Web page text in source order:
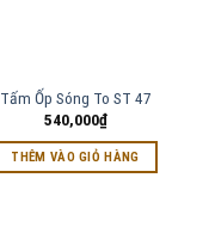
Tấm Ốp Sóng To ST 47
540,000₫
THÊM VÀO GIỎ HÀNG